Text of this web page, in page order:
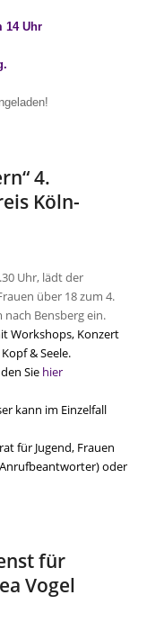
14 Uhr
4.
Köln-
Uhr, lädt der
über 18 zum 4.
Bensberg ein.
Workshops, Konzert
& Seele.
Sie hier
kann im Einzelfall
für Jugend, Frauen
Anrufbeantworter) oder
für
Vogel